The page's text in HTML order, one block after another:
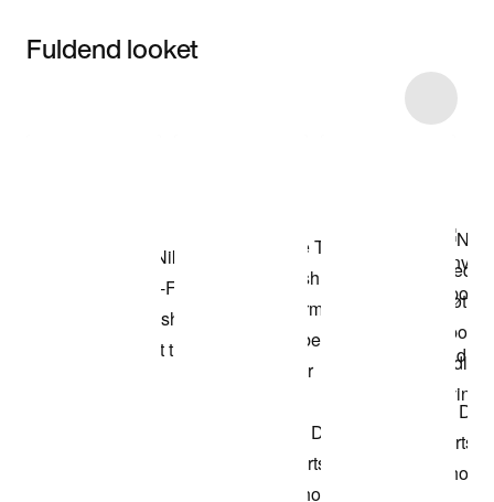
Fuldend looket